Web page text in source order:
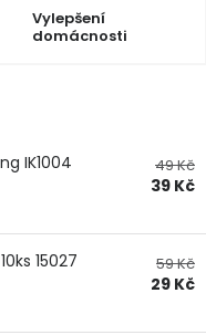
ve lhůtě 14 dní
Vylepšení
domácnosti
IK1004
49 Kč
39 Kč
15027
59 Kč
29 Kč